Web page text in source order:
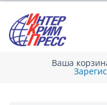
Ваша